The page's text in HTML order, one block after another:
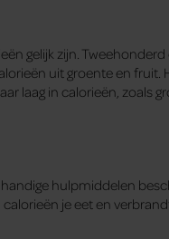
gelijk zijn.
uit groente en fruit.
laag in calorieën, zoals
hulpmiddelen
je eet en